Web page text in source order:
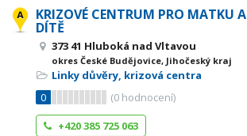
KRIZOVÉ CENTRUM PRO MATKU A
DÍTĚ
373 41 Hluboká nad Vltavou
okres České Budějovice, Jihočeský kraj
Linky důvěry, krizová centra
0
(0 hodnocení)
+420 385 725 063